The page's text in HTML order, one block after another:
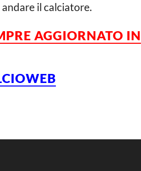
il calciatore.
AGGIORNATO IN